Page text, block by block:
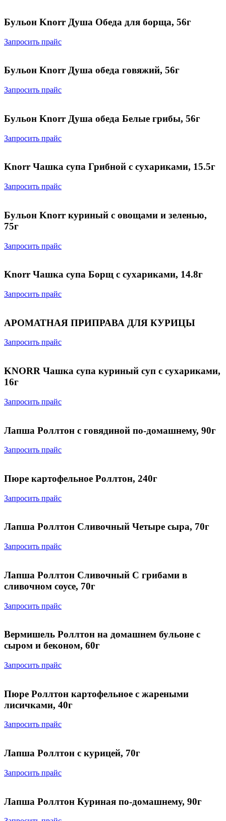
Бульон Knorr Душа Обеда для борща, 56г
Запросить прайс
Бульон Knorr Душа обеда говяжий, 56г
Запросить прайс
Бульон Knorr Душа обеда Белые грибы, 56г
Запросить прайс
Knorr Чашка супа Грибной с сухариками, 15.5г
Запросить прайс
Бульон Knorr куриный с овощами и зеленью,
75г
Запросить прайс
Knorr Чашка супа Борщ с сухариками, 14.8г
Запросить прайс
АРОМАТНАЯ ПРИПРАВА ДЛЯ КУРИЦЫ
Запросить прайс
KNORR Чашка супа куриный суп с сухариками,
16г
Запросить прайс
Лапша Роллтон с говядиной по-домашнему, 90г
Запросить прайс
Пюре картофельное Роллтон, 240г
Запросить прайс
Лапша Роллтон Сливочный Четыре сыра, 70г
Запросить прайс
Лапша Роллтон Сливочный С грибами в
сливочном соусе, 70г
Запросить прайс
Вермишель Роллтон на домашнем бульоне с
сыром и беконом, 60г
Запросить прайс
Пюре Роллтон картофельное с жареными
лисичками, 40г
Запросить прайс
Лапша Роллтон с курицей, 70г
Запросить прайс
Лапша Роллтон Куриная по-домашнему, 90г